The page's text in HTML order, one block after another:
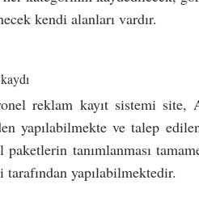
kendi alanları vardır.
reklam kayıt sistemi site,
yapılabilmekte ve talep
paketlerin tanımlanması
tarafından yapılabilmektedir.